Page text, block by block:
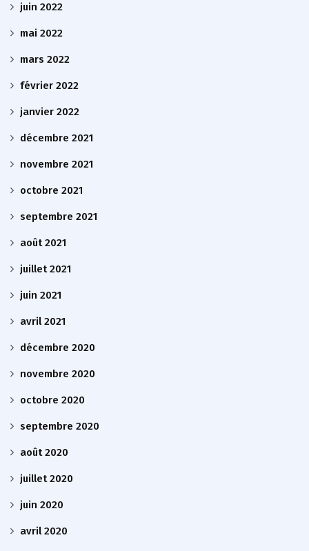
juin 2022
mai 2022
mars 2022
février 2022
janvier 2022
décembre 2021
novembre 2021
octobre 2021
septembre 2021
août 2021
juillet 2021
juin 2021
avril 2021
décembre 2020
novembre 2020
octobre 2020
septembre 2020
août 2020
juillet 2020
juin 2020
avril 2020